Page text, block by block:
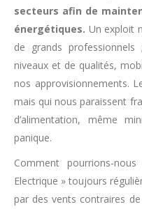
secteurs afin de
énergétiques. Un exploit
de grands
niveaux et de qualités,
nos approvisionnements.
mais qui nous paraissent
d’alimentation, même
panique.
Comment pourrions-
Electrique » toujours
par des vents contraires